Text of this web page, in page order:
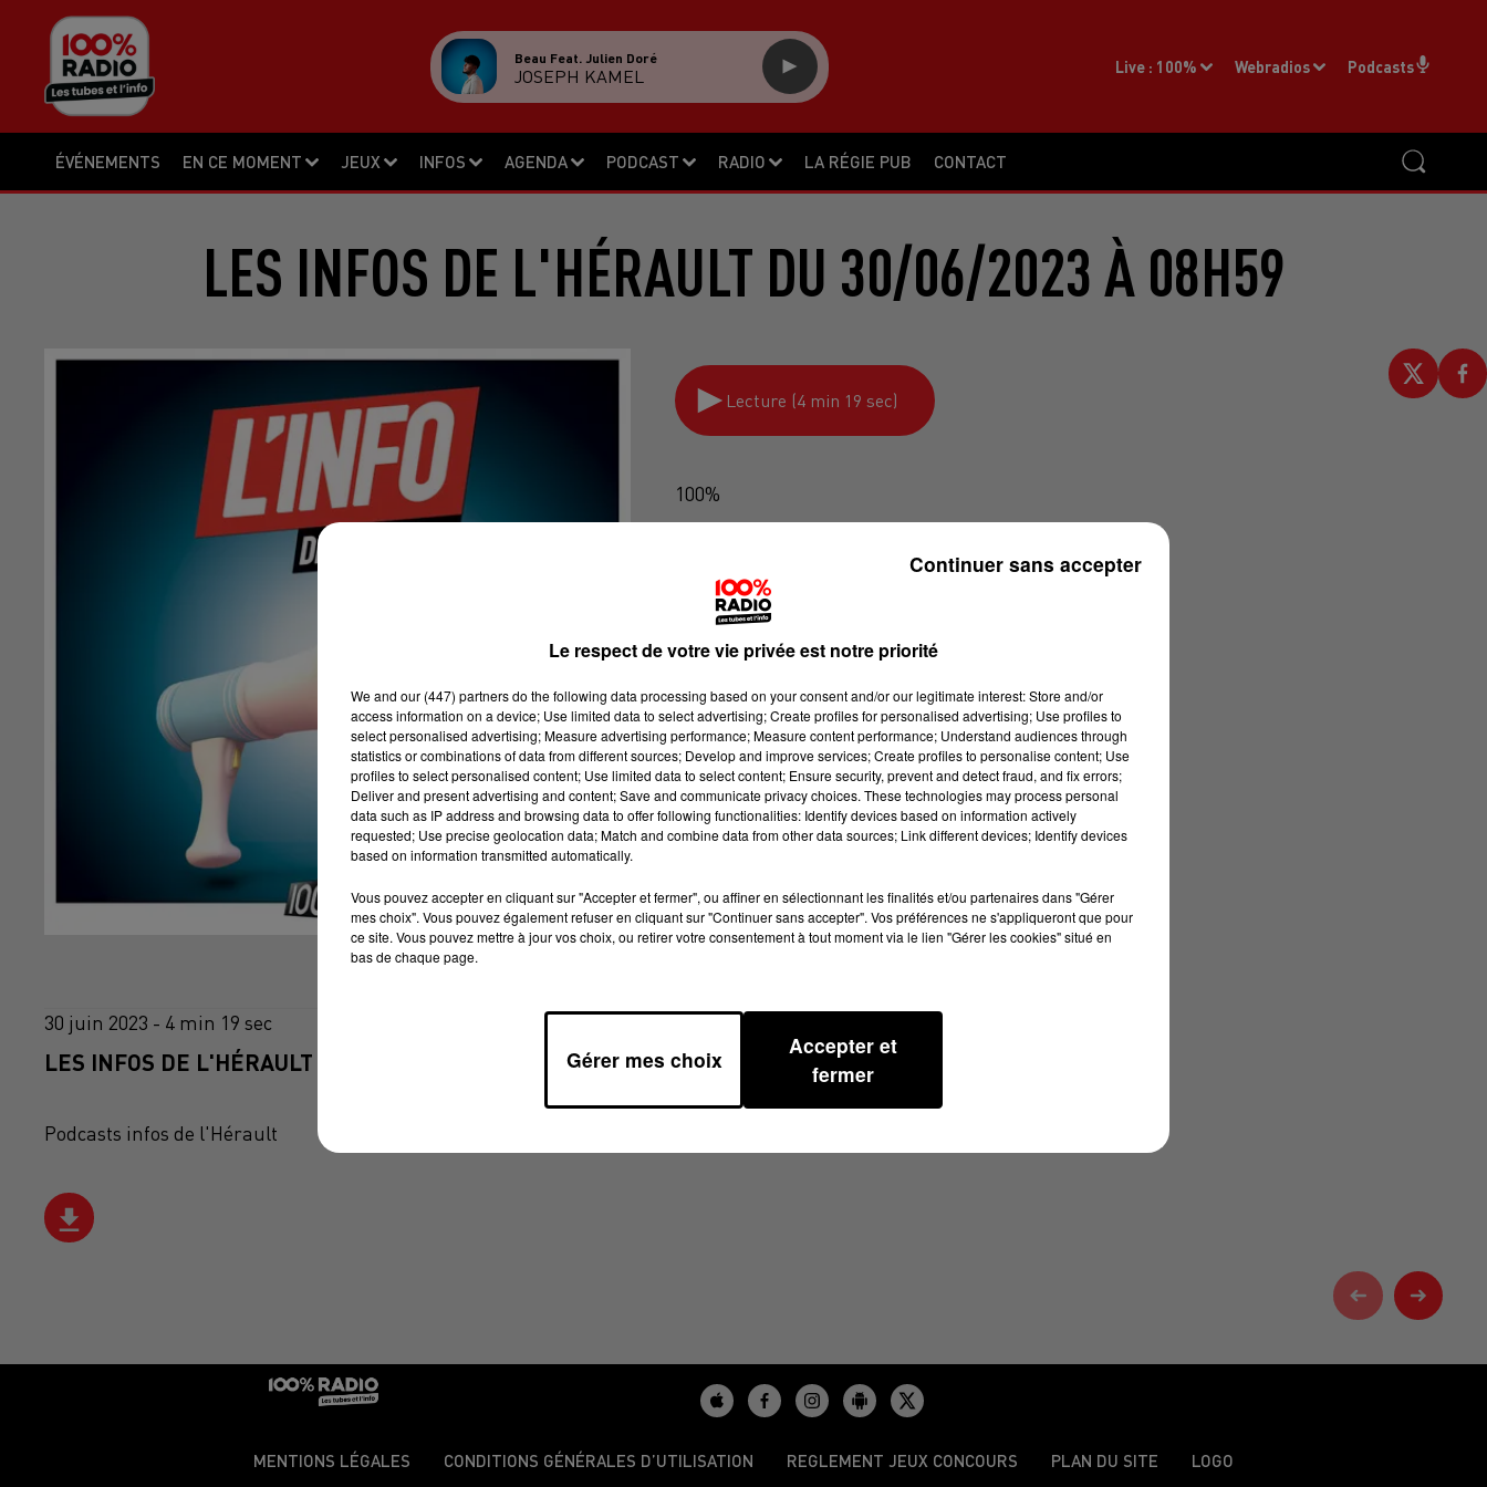
ÉVÉNEMENTS EN CE MOMENT JEUX INFOS AGENDA PODCAST RADIO LA RÉGIE PUB CONTACT
Live : 100% Webradios Podcasts
Beau Feat. Julien Doré
JOSEPH KAMEL
LES INFOS DE L'HÉRAULT DU 30/06/2023 À 08H59
Lecture (4 min 19 sec)
100%
30 juin 2023 - 4 min 19 sec
LES INFOS DE L'HÉRAULT DU 30/06/2023 À 08H59
Podcasts infos de l'Hérault
MENTIONS LÉGALES CONDITIONS GÉNÉRALES D’UTILISATION REGLEMENT JEUX CONCOURS PLAN DU SITE LOGO
Le respect de votre vie privée est notre priorité
We and our (447) partnersdo the following data processing based on your consent and/or our legitimate interest: Store and/or
access information on a device; Use limited data to select advertising; Create profiles for personalised advertising; Use profiles to
select personalised advertising; Measure advertising performance; Measure content performance; Understand audiences through
statistics or combinations of data from different sources; Develop and improve services; Create profiles to personalise content; Use
profiles to select personalised content; Use limited data to select content; Ensure security, prevent and detect fraud, and fix errors;
Deliver and present advertising and content; Save and communicate privacy choices. These technologies may process personal
data such as IP address and browsing data to offer following functionalities: Identify devices based on information actively
requested; Use precise geolocation data; Match and combine data from other data sources; Link different devices; Identify devices
based on information transmitted automatically.
Vous pouvez accepter en cliquant sur "Accepter et fermer", ou affiner en sélectionnant les finalités et/ou partenaires dans "Gérer
mes choix". Vous pouvez également refuser en cliquant sur "Continuer sans accepter". Vos préférences ne s'appliqueront que pour
ce site. Vous pouvez mettre à jour vos choix, ou retirer votre consentement à tout moment via le lien "Gérer les cookies" situé en
bas de chaque page.
Gérer mes choix
Accepter et
fermer
Continuer sans accepter